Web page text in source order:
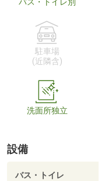
バス・トイレ別
駐車場
(近隣含)
洗面所独立
設備
バス・トイレ